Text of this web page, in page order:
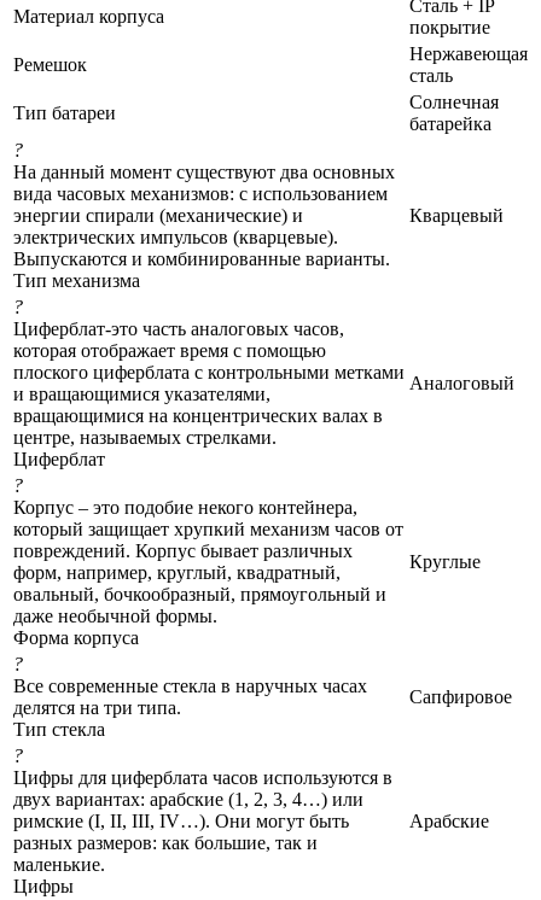
Материал корпуса
Сталь + IP
покрытие
Ремешок
Нержавеющая
сталь
Тип батареи
Солнечная
батарейка
?
На данный момент существуют два основных
вида часовых механизмов: с использованием
энергии спирали (механические) и
электрических импульсов (кварцевые).
Выпускаются и комбинированные варианты.
Тип механизма
Кварцевый
?
Циферблат-это часть аналоговых часов,
которая отображает время с помощью
плоского циферблата с контрольными метками
и вращающимися указателями,
вращающимися на концентрических валах в
центре, называемых стрелками.
Циферблат
Аналоговый
?
Корпус – это подобие некого контейнера,
который защищает хрупкий механизм часов от
повреждений. Корпус бывает различных
форм, например, круглый, квадратный,
овальный, бочкообразный, прямоугольный и
даже необычной формы.
Форма корпуса
Круглые
?
Все современные стекла в наручных часах
делятся на три типа.
Тип стекла
Сапфировое
?
Цифры для циферблата часов используются в
двух вариантах: арабские (1, 2, 3, 4…) или
римские (I, II, III, IV…). Они могут быть
разных размеров: как большие, так и
маленькие.
Цифры
Арабские